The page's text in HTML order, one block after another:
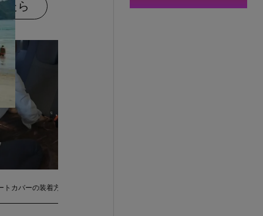
たら
トカバーの装着方法